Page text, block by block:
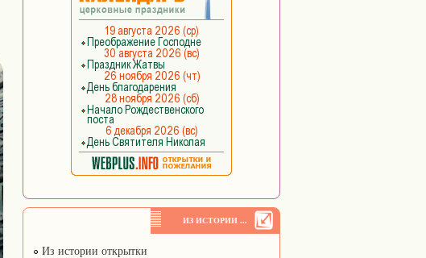
ИЗ ИСТОРИИ ...
Из истории открытки